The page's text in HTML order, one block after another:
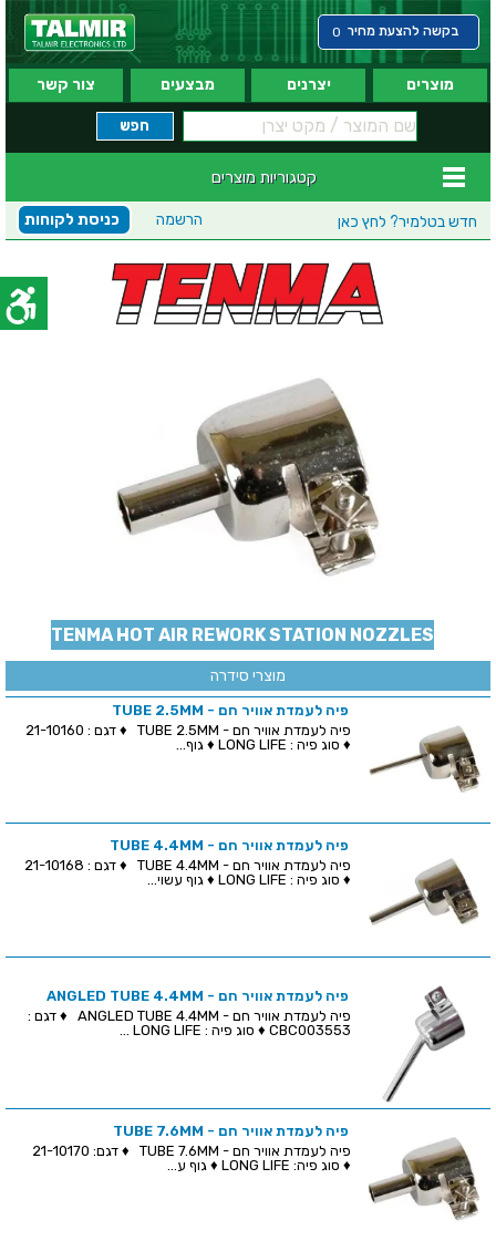
בקשה להצעת מחיר 0
מוצרים יצרנים מבצעים צור קשר
קטגוריות מוצרים
חדש בטלמיר? לחץ כאן כניסת לקוחות הרשמה
TENMA HOT AIR REWORK STATION NOZZLES
מוצרי סידרה
פיה לעמדת אוויר חם - TUBE 2.5MM
פיה לעמדת אוויר חם - TUBE 2.5MM ♦ דגם : 21-10160
♦ סוג פיה : LONG LIFE ♦ גוף...
פיה לעמדת אוויר חם - TUBE 4.4MM
פיה לעמדת אוויר חם - TUBE 4.4MM ♦ דגם : 21-10168
♦ סוג פיה : LONG LIFE ♦ גוף עשוי...
פיה לעמדת אוויר חם - ANGLED TUBE 4.4MM
פיה לעמדת אוויר חם - ANGLED TUBE 4.4MM ♦ דגם :
CBC003553 ♦ סוג פיה : LONG LIFE ...
פיה לעמדת אוויר חם - TUBE 7.6MM
פיה לעמדת אוויר חם - TUBE 7.6MM ♦ דגם: 21-10170
♦ סוג פיה: LONG LIFE ♦ גוף ע...